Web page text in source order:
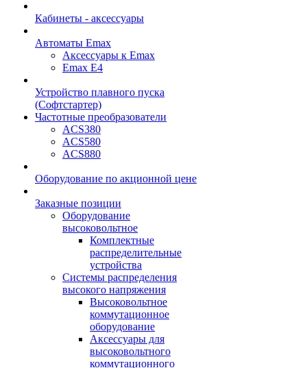
Кабинеты - аксессуары
Автоматы Emax
Аксессуары к Emax
Emax E4
Устройство плавного пуска
(Софтстартер)
Частотные преобразователи
ACS380
ACS580
ACS880
Оборудование по акционной цене
Заказные позиции
Оборудование
высоковольтное
Комплектные
распределительные
устройства
Системы распределения
высокого напряжения
Высоковольтное
коммутационное
оборудование
Аксессуары для
высоковольтного
коммутационного